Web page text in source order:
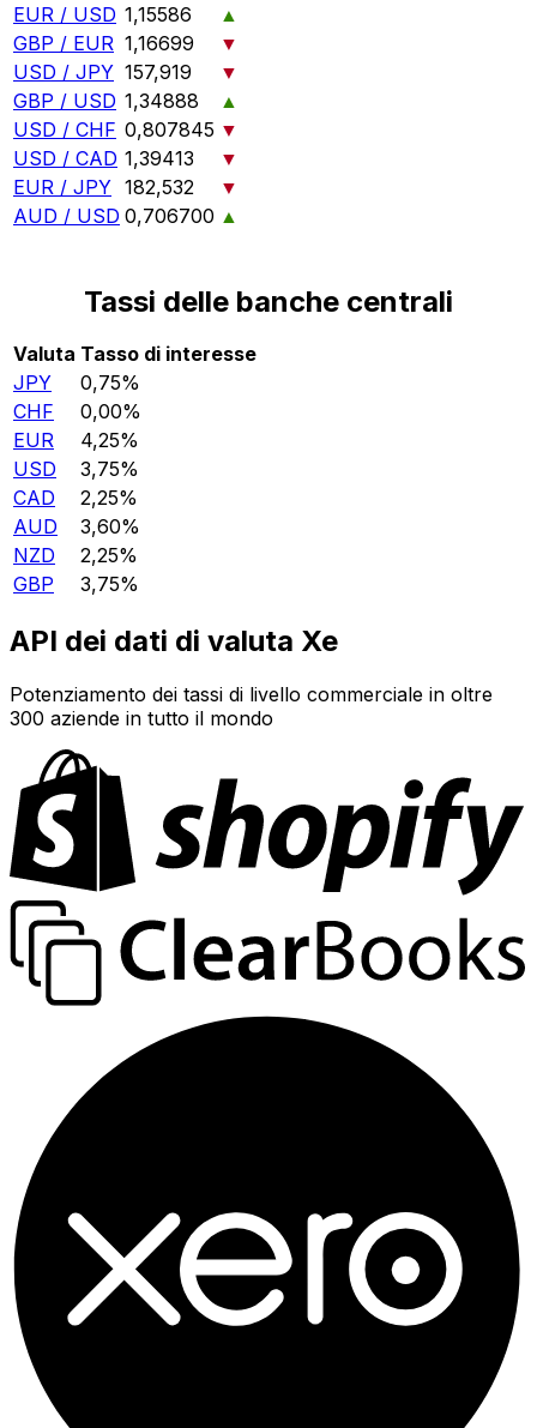
EUR / USD 1,15586
▲
GBP / EUR 1,16699
▼
USD / JPY 157,919
▼
GBP / USD 1,34888
▲
USD / CHF 0,807845 ▼
USD / CAD 1,39413
▼
EUR / JPY 182,532
▼
AUD / USD 0,706700 ▲
Tassi delle banche centrali
Valuta Tasso di interesse
JPY
0,75%
CHF
0,00%
EUR
4,25%
USD
3,75%
CAD
2,25%
AUD
3,60%
NZD
2,25%
GBP
3,75%
API dei dati di valuta Xe
Potenziamento dei tassi di livello commerciale in oltre
300 aziende in tutto il mondo